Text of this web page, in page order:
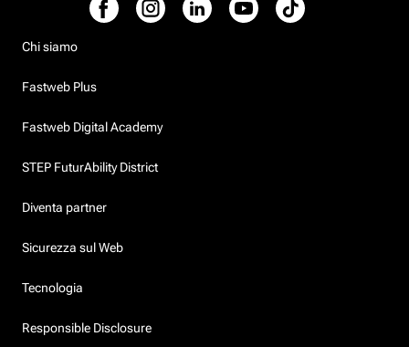
Chi siamo
Fastweb Plus
Fastweb Digital Academy
STEP FuturAbility District
Diventa partner
Sicurezza sul Web
Tecnologia
Responsible Disclosure